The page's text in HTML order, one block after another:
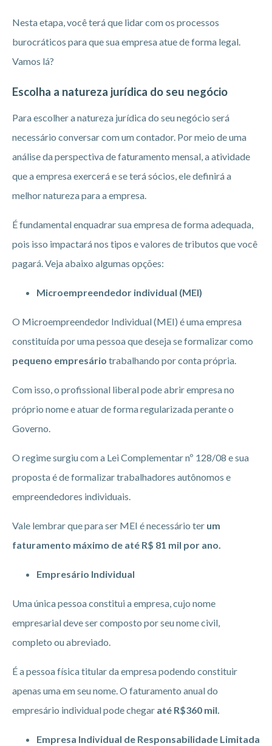
Nesta etapa, você terá que lidar com os processos
burocráticos para que sua empresa atue de forma legal.
Vamos lá?
Escolha a natureza jurídica do seu negócio
Para escolher a natureza jurídica do seu negócio será
necessário conversar com um contador. Por meio de uma
análise da perspectiva de faturamento mensal, a atividade
que a empresa exercerá e se terá sócios, ele definirá a
melhor natureza para a empresa.
É fundamental enquadrar sua empresa de forma adequada,
pois isso impactará nos tipos e valores de tributos que você
pagará. Veja abaixo algumas opções:
Microempreendedor individual (MEI)
O Microempreendedor Individual (MEI) é uma empresa
constituída por uma pessoa que deseja se formalizar como
pequeno empresário trabalhando por conta própria.
Com isso, o profissional liberal pode abrir empresa no
próprio nome e atuar de forma regularizada perante o
Governo.
O regime surgiu com a Lei Complementar nº 128/08 e sua
proposta é de formalizar trabalhadores autônomos e
empreendedores individuais.
Vale lembrar que para ser MEI é necessário ter um
faturamento máximo de até R$ 81 mil por ano.
Empresário Individual
Uma única pessoa constitui a empresa, cujo nome
empresarial deve ser composto por seu nome civil,
completo ou abreviado.
É a pessoa física titular da empresa podendo constituir
apenas uma em seu nome. O faturamento anual do
empresário individual pode chegar até R$360 mil.
Empresa Individual de Responsabilidade Limitada